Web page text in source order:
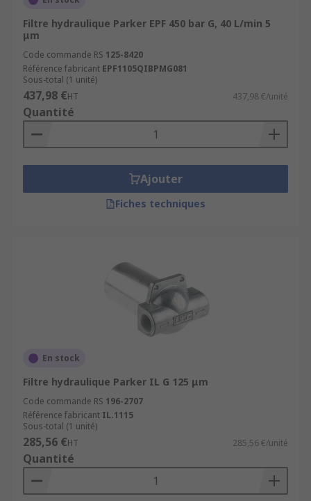
Filtre hydraulique Parker EPF 450 bar G, 40 L/min 5
μm
Code commande RS 125-8420
Référence fabricant EPF1105QIBPMG081
Sous-total (1 unité)
437,98 €HT 437,98 €/unité
Quantité
Ajouter
Fiches techniques
En stock
Filtre hydraulique Parker IL G 125 μm
Code commande RS 196-2707
Référence fabricant IL.1115
Sous-total (1 unité)
285,56 €HT 285,56 €/unité
Quantité